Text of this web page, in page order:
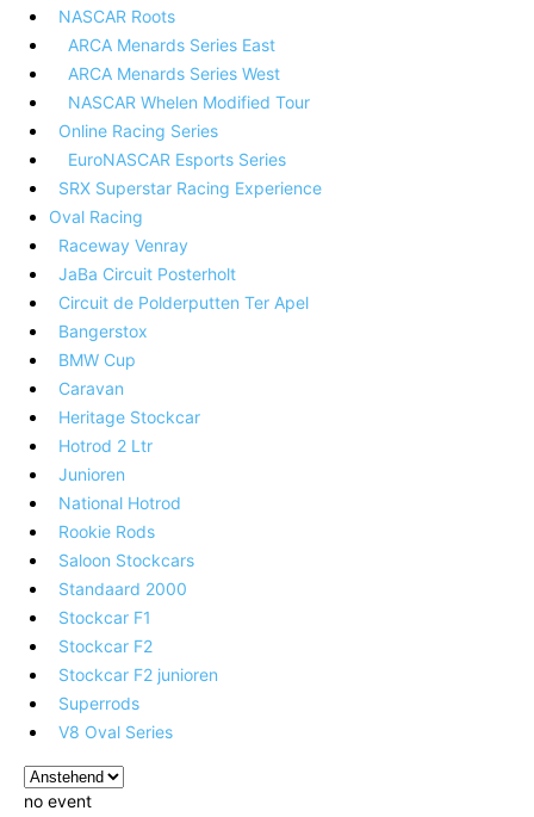
NASCAR Roots
ARCA Menards Series East
ARCA Menards Series West
NASCAR Whelen Modified Tour
Online Racing Series
EuroNASCAR Esports Series
SRX Superstar Racing Experience
Oval Racing
Raceway Venray
JaBa Circuit Posterholt
Circuit de Polderputten Ter Apel
Bangerstox
BMW Cup
Caravan
Heritage Stockcar
Hotrod 2 Ltr
Junioren
National Hotrod
Rookie Rods
Saloon Stockcars
Standaard 2000
Stockcar F1
Stockcar F2
Stockcar F2 junioren
Superrods
V8 Oval Series
no event